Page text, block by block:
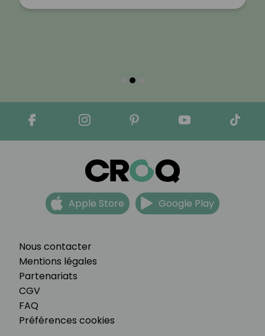
Nous contacter
Mentions légales
Partenariats
CGV
FAQ
Préférences cookies
Apple Store Google Play